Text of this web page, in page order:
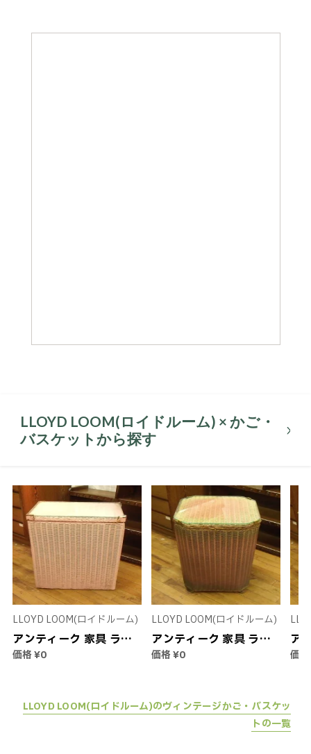
LLOYD LOOM(ロイドルーム) × かご・
バスケットから探す
LLOYD LOOM(ロイドルーム)
アンティーク 家具 ラン
ドリーバスケット ガラ
1900年代中期 英国直輸
価格¥0
LLOYD LOOM(ロイドルーム)
アンティーク 家具 ラン
ドリーバスケット ガラ
1950年代 英国直輸入
ヴィンテージ インテリ
価格¥0
ア
ド
ー
価
LLOYD LOOM(ロイドルーム)のヴィンテージかご・バスケッ
トの一覧